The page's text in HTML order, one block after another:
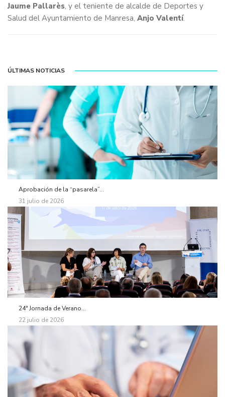
Jaume Pallarès, y el teniente de alcalde de Deportes y
Salud del Ayuntamiento de Manresa, Anjo Valentí.
ÚLTIMAS NOTICIAS
Aprobación de la “pasarela”...
31 julio de 2026
24ª Jornada de Verano...
22 julio de 2026